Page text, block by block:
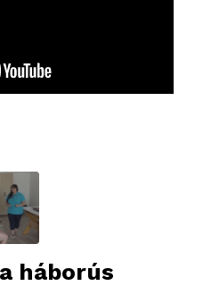
háborús